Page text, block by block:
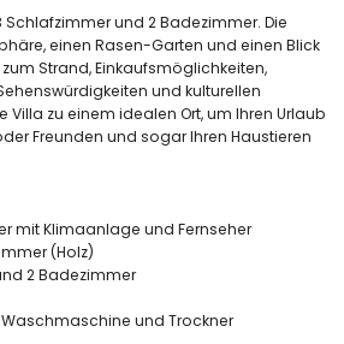
Schlafzimmer und 2 Badezimmer. Die
einen Rasen-Garten und einen Blick
Strand, Einkaufsmöglichkeiten,
und kulturellen
zu einem idealen Ort, um Ihren Urlaub
Freunden und sogar Ihren Haustieren
mit Klimaanlage und Fernseher
(Holz)
2 Badezimmer
und Trockner